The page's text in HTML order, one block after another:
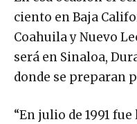
ciento en Baja
Coahuila y Nuevo
será en Sinaloa,
donde se preparan
“En julio de 1991